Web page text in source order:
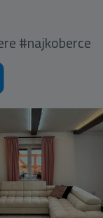
#najkoberce